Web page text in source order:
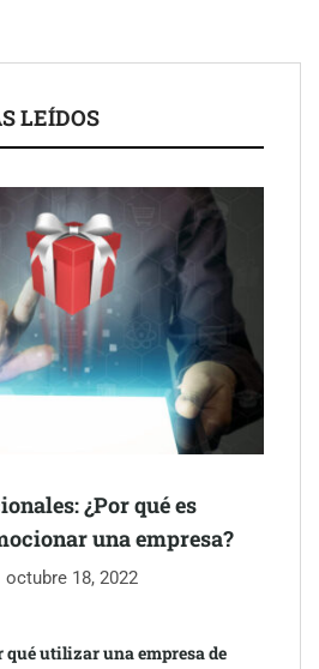
en el primer semestre de 2026
que transforman espacios de la
LEÍDOS
¿Por qué es
una empresa?
octubre 18, 2022
qué utilizar una empresa de